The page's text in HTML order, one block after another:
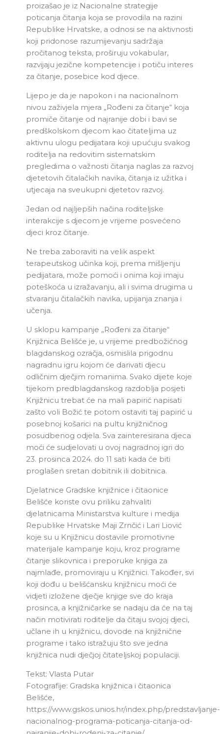
proizašao je iz Nacionalne strategije
poticanja čitanja koja se provodila na razini
Republike Hrvatske, a odnosi se na aktivnosti
koji pridonose razumijevanju sadržaja
pročitanog teksta, proširuju vokabular,
razvijaju jezične kompetencije i potiču interes
za čitanje, posebice kod djece.
Lijepo je da je napokon i na nacionalnom
nivou zaživjela mjera „Rođeni za čitanje“ koja
promiče čitanje od najranije dobi i bavi se
predškolskom djecom kao čitateljima uz
aktivnu ulogu pedijatara koji upućuju svakog
roditelja na redovitim sistematskim
pregledima o važnosti čitanja naglas za razvoj
djetetovih čitalačkih navika, čitanja iz užitka i
utjecaja na sveukupni djetetov razvoj.
Jedan od najljepših načina roditeljske
interakcije s djecom je vrijeme posvećeno
djeci kroz čitanje.
Ne treba zaboraviti na velik aspekt
terapeutskog učinka koji, prema mišljenju
pedijatara, može pomoći i onima koji imaju
poteškoća u izražavanju, ali i svima drugima u
stvaranju čitalačkih navika, upijanja znanja i
učenja.
U sklopu kampanje „Rođeni za čitanje“
Knjižnica Belišće je, u vrijeme predbožićnog
blagdanskog ozračja, osmislila prigodnu
nagradnu igru kojom će darivati djecu
odličnim dječjim romanima. Svako dijete koje
tijekom predblagdanskog razdoblja posjeti
Knjižnicu trebat će na mali papirić napisati
zašto voli Božić te potom ostaviti taj papirić u
posebnoj košarici na pultu knjižničnog
posudbenog odjela. Sva zainteresirana djeca
moći će sudjelovati u ovoj nagradnoj igri do
23. prosinca 2024. do 11 sati kada će biti
proglašen sretan dobitnik ili dobitnica.
Djelatnice Gradske knjižnice i čitaonice
Belišće koriste ovu priliku zahvaliti
djelatnicama Ministarstva kulture i medija
Republike Hrvatske Maji Zrnčić i Lari Liović
koje su u Knjižnicu dostavile promotivne
materijale kampanje koju, kroz programe
čitanje slikovnica i preporuke knjiga za
najmlađe, promoviraju u Knjižnici. Također, svi
koji dođu u belišćansku knjižnicu moći će
vidjeti izložene dječje knjige sve do kraja
prosinca, a knjižničarke se nadaju da će na taj
način motivirati roditelje da čitaju svojoj djeci,
učlane ih u knjižnicu, dovode na knjižnične
programe i tako istražuju što sve jedna
knjižnica nudi dječjoj čitateljskoj populaciji.
Tekst: Vlasta Putar
Fotografije: Gradska knjižnica i čitaonica
Belišće,
https://www.gskos.unios.hr/index.php/predstavljanje-
nacionalnog-programa-poticanja-citanja-od-